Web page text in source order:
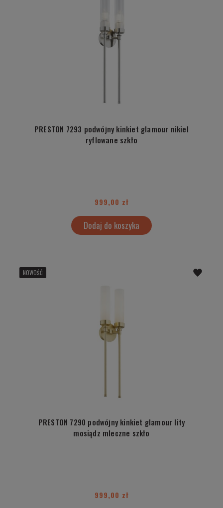
PRESTON 7293 podwójny kinkiet glamour nikiel
ryflowane szkło
999,00 zł
Dodaj do koszyka
PRESTON 7290 podwójny kinkiet glamour lity
mosiądz mleczne szkło
999,00 zł
NOWOŚĆ